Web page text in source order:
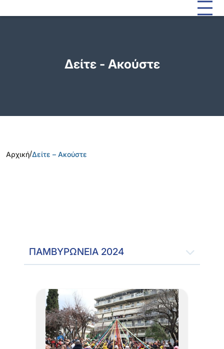
Δείτε - Ακούστε
Αρχική/Δείτε – Ακούστε
ΠΑΜΒΥΡΩΝΕΙΑ 2024